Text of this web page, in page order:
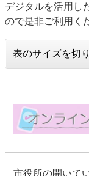
デジタルを活用し
ので是非ご利用く
表のサイズを切
市役所の開いて